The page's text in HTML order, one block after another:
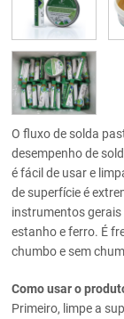
O fluxo de solda
desempenho de
é fácil de usar e
de superfície é
instrumentos gerais
estanho e ferro. É
chumbo e sem
Como usar o
Primeiro, limpe a